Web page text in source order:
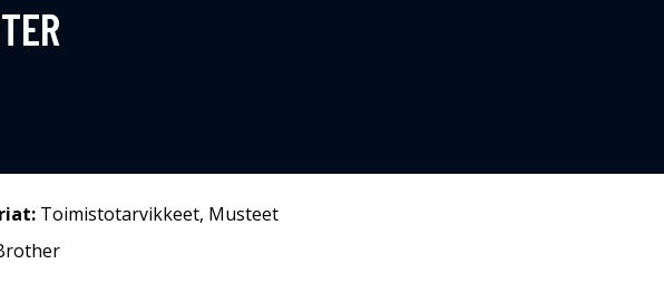
Toimistotarvikkeet, Musteet